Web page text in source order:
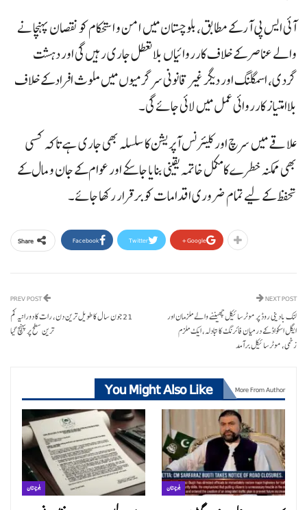
آئی ایس پی آر کے مطابق، بلوچستان میں امن و استحکام کو نقصان پہنچانے
والے عناصر کے خلاف کارروائیاں بلا تعطل جاری رہیں گی اور دہشت
گردی، اسمگلنگ اور دیگر غیر قانونی سرگرمیوں میں ملوث افراد کے خلاف
بلاامتیاز کارروائی عمل میں لائی جائے گی۔
علاقے میں سرچ اور کلیئرنس آپریشن کا سلسلہ بھی جاری ہے تاکہ کسی
بھی ممکنہ خطرے کا مکمل خاتمہ یقینی بنایا جا سکے اور عوام کے جان و مال کے
تحفظ کے لیے تمام ضروری اقدامات کو برقرار رکھا جائے۔
Share Facebook Twitter Google+
21 جون سال کا طویل ترین دن، رات کا دورانیہ کم
ترین سطح پر پہنچ گیا
NEXT POST
لنک بادینی روڈ پر موٹرسائیکل چھیننے والے ملزمان اور
ایگل اسکواڈ کے درمیان فائرنگ کا تبادلہ، ایک ملزم
زخمی، موٹرسائیکل برآمد
You Might Also Like More From Author
بلوچستان بلوچستان